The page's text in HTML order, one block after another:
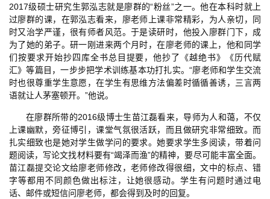
2017级硕士研究生郭泓志就是廖群的“粉丝”之一。他在本科时就上
过廖群的课，在郭泓志看来，廖老师上课非常精彩，为人亲切，同
时又治学严谨，很有师者风范。于是读研时，他投入廖群门下，成
为了她的弟子。研一刚进来两个月时，在廖老师的课上，他和同学
们按要求开始抄四库全书总目提要，他抄了《越绝书》《历代赋
汇》等篇目，一步步把学术训练基本功打扎实。“廖老师和学生交流
时也很尊重学生意愿，在学生有思维方法偏差时循循善诱，三言两
语就让人茅塞顿开。”他说。
在廖群所带的2016级博士生苗江磊看来，导师为人和蔼，不仅
上课幽默，旁征博引，课堂气氛很活跃，而且做研究非常细致。而
扎实细致也是她对学生做学问的要求。她要求学生多阅读，带着问
题阅读，写论文找材料要有“竭泽而渔”的精神，要尽可能丰富全面。
苗江磊提交论文给廖老师修改，老师修改得很细，文中的标点、错
字等都用不同颜色做出标注，让她很感动。学生有问题时通过电
话、邮件或短信问廖老师，都会得到及时的回复。